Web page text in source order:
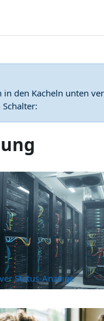
den Kacheln unten
Status-Anzeige